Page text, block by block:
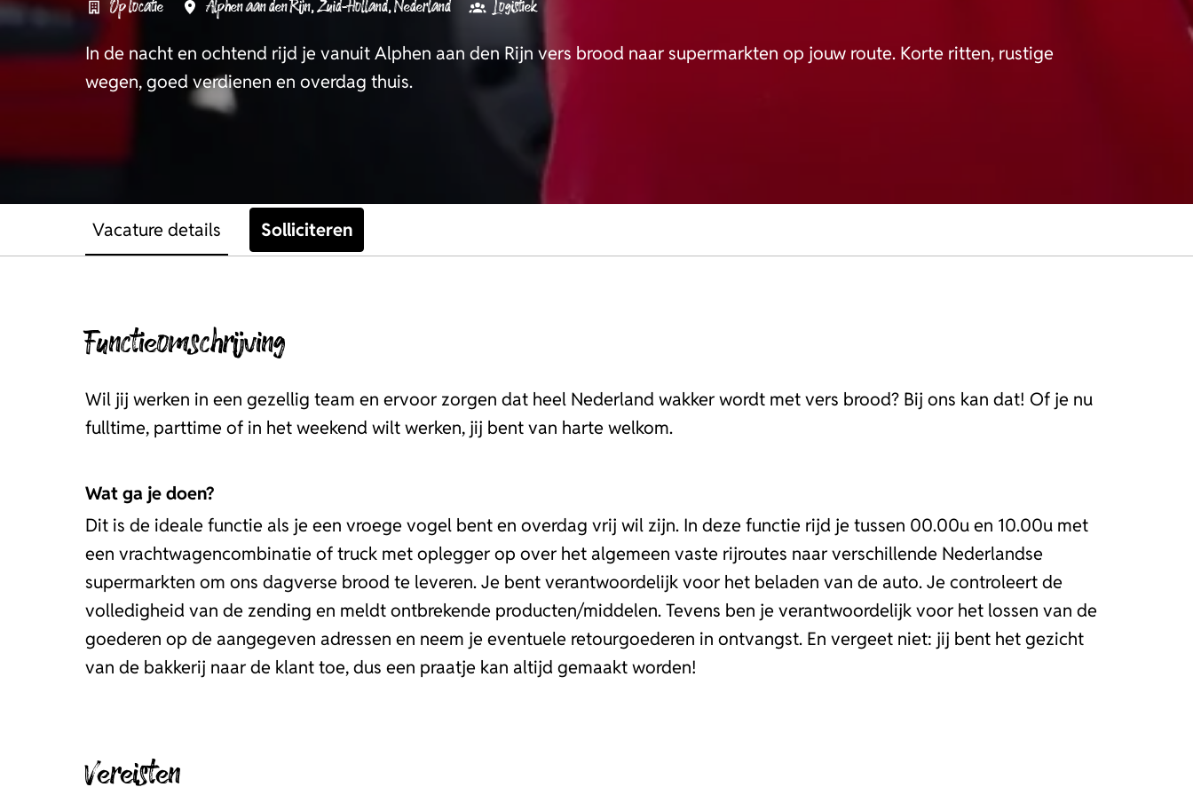
Op locatie Alphen aan den Rijn,Zuid-Holland,Nederland Logistiek
In de nacht en ochtend rijd je vanuit Alphen aan den Rijn vers brood naar supermarkten op jouw route. Korte ritten, rustige
wegen, goed verdienen en overdag thuis.
Vacature details Solliciteren
Functieomschrijving
Wil jij werken in een gezellig team en ervoor zorgen dat heel Nederland wakker wordt met vers brood? Bij ons kan dat! Of je nu
fulltime, parttime of in het weekend wilt werken, jij bent van harte welkom.
Wat ga je doen?
Dit is de ideale functie als je een vroege vogel bent en overdag vrij wil zijn. In deze functie rijd je tussen 00.00u en 10.00u met
een vrachtwagencombinatie of truck met oplegger op over het algemeen vaste rijroutes naar verschillende Nederlandse
supermarkten om ons dagverse brood te leveren. Je bent verantwoordelijk voor het beladen van de auto. Je controleert de
volledigheid van de zending en meldt ontbrekende producten/middelen. Tevens ben je verantwoordelijk voor het lossen van de
goederen op de aangegeven adressen en neem je eventuele retourgoederen in ontvangst. En vergeet niet: jij bent het gezicht
van de bakkerij naar de klant toe, dus een praatje kan altijd gemaakt worden!
Vereisten